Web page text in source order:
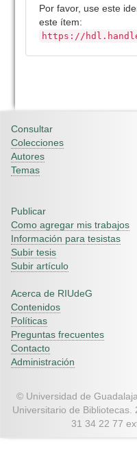
Por favor, use este
este ítem:
https://
Consultar
Colecciones
Autores
Temas
Publicar
Como agregar mis trabajos
Información para tesistas
Subir tesis
Subir artículo
Acerca de RIUdeG
Contenidos
Políticas
Preguntas frecuentes
Contacto
Administración
© Universidad de
Universitario de Bibliotecas.
31 34 22 77